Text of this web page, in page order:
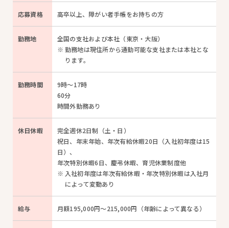
応募資格 高卒以上、障がい者手帳をお持ちの方
勤務地
全国の支社および本社（東京・大阪）
勤務地は現住所から通勤可能な支社または本社とな
ります。
勤務時間
9時～17時
60分
時間外勤務あり
休日休暇
完全週休2日制（土・日）
祝日、年末年始、年次有給休暇20日（入社初年度は15
日）、
年次特別休暇6日、慶弔休暇、育児休業制度他
入社初年度は年次有給休暇・年次特別休暇は入社月
によって変動あり
給与 月額195,000円～215,000円（年齢によって異なる）